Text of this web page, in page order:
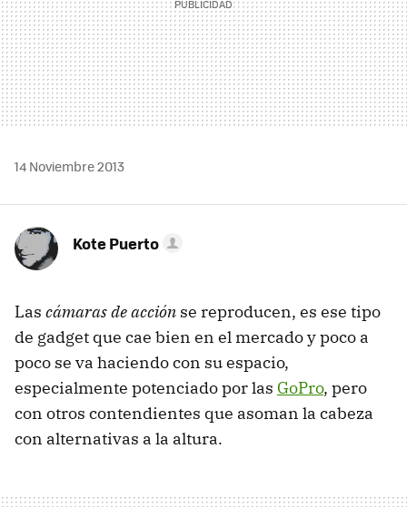
14 Noviembre 2013
Kote Puerto
Las cámaras de acción se reproducen, es ese tipo
de gadget que cae bien en el mercado y poco a
poco se va haciendo con su espacio,
especialmente potenciado por las GoPro, pero
con otros contendientes que asoman la cabeza
con alternativas a la altura.